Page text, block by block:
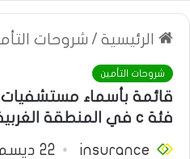
الرئيسية / شروحات
شروحات التأمين
قائمة بأسماء مستشفيات
فئة c في المنطقة الغربية
insurance
22 ديسمبر، 2020